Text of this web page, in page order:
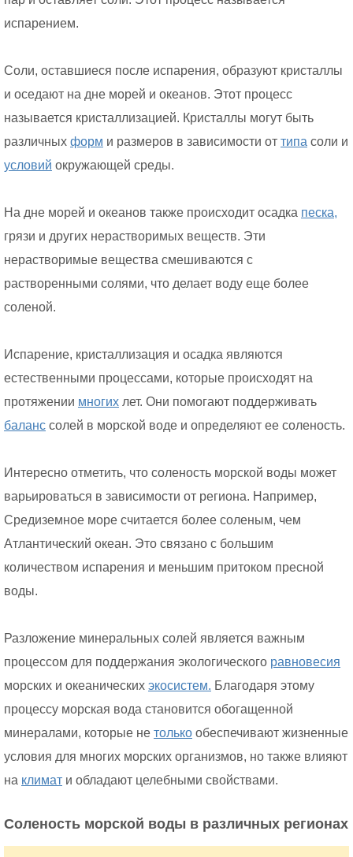
испарением.
Соли, оставшиеся после испарения, образуют кристаллы
и оседают на дне морей и океанов. Этот процесс
называется кристаллизацией. Кристаллы могут быть
различных форм и размеров в зависимости от типа соли и
условий окружающей среды.
На дне морей и океанов также происходит осадка песка,
грязи и других нерастворимых веществ. Эти
нерастворимые вещества смешиваются с
растворенными солями, что делает воду еще более
соленой.
Испарение, кристаллизация и осадка являются
естественными процессами, которые происходят на
протяжении многих лет. Они помогают поддерживать
баланс солей в морской воде и определяют ее соленость.
Интересно отметить, что соленость морской воды может
варьироваться в зависимости от региона. Например,
Средиземное море считается более соленым, чем
Атлантический океан. Это связано с большим
количеством испарения и меньшим притоком пресной
воды.
Разложение минеральных солей является важным
процессом для поддержания экологического равновесия
морских и океанических экосистем. Благодаря этому
процессу морская вода становится обогащенной
минералами, которые не только обеспечивают жизненные
условия для многих морских организмов, но также влияют
на климат и обладают целебными свойствами.
Соленость морской воды в различных регионах